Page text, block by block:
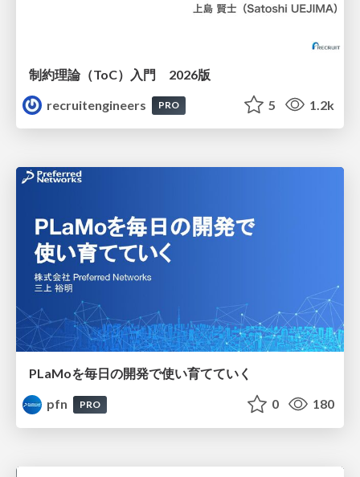
制約理論（ToC）入門 2026版
recruitengineers
PRO 5 1.2k
PLaMoを毎日の開発で使い育てていく
pfn
PRO 0 180